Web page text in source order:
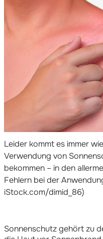
Leider kommt es immer
Verwendung von
bekommen – in den
Fehlern bei der
iStock.com/dimid_86)
Sonnenschutz gehört zu